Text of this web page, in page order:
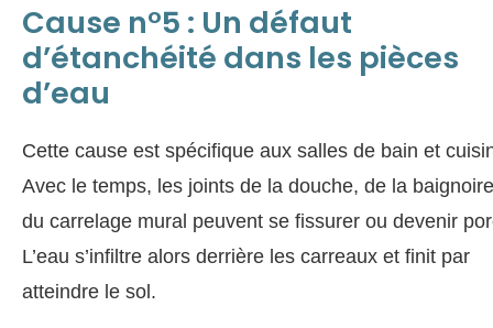
Cause n°5 : Un défaut
d’étanchéité dans les pièces
d’eau
Cette cause est spécifique aux salles de bain et
Avec le temps, les joints de la douche, de la
du carrelage mural peuvent se fissurer ou devenir
L’eau s’infiltre alors derrière les carreaux et finit par
atteindre le sol.